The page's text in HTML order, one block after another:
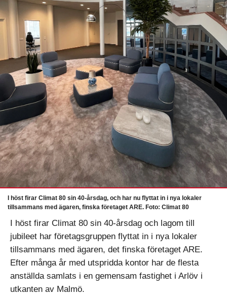
I höst firar Climat 80 sin 40-årsdag, och har nu flyttat in i nya lokaler
tillsammans med ägaren, finska företaget ARE. Foto: Climat 80
I höst firar Climat 80 sin 40-årsdag och lagom till
jubileet har företagsgruppen flyttat in i nya lokaler
tillsammans med ägaren, det finska företaget ARE.
Efter många år med utspridda kontor har de flesta
anställda samlats i en gemensam fastighet i Arlöv i
utkanten av Malmö.